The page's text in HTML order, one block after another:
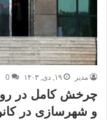
مدیر ۱۹, دی, ۱۴۰۳ 0
چرخش کامل در
و شهرسازی در